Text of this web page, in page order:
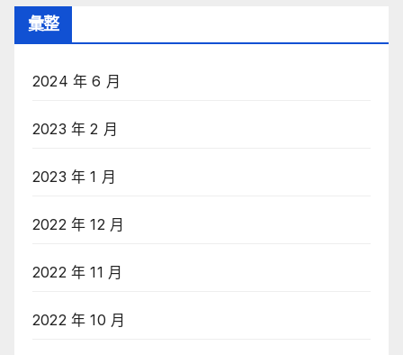
彙整
2024 年 6 月
2023 年 2 月
2023 年 1 月
2022 年 12 月
2022 年 11 月
2022 年 10 月